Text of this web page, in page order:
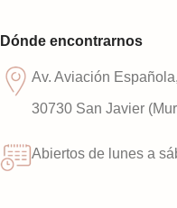
Dónde encontrarnos
Av. Aviación
30730 San Javier
Abiertos de lunes a